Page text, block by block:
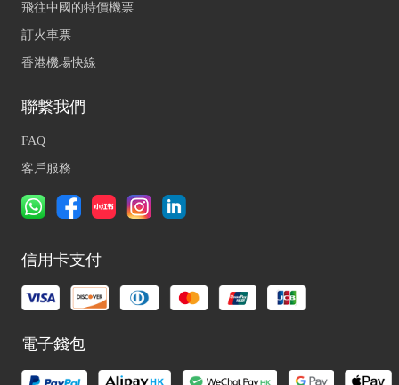
飛往中國的特價機票
訂火車票
香港機場快線
聯繫我們
FAQ
客戶服務
信用卡支付
電子錢包